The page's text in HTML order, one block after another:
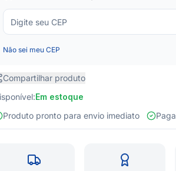
Não sei meu CEP
Compartilhar produto
Em estoque
Produto pronto para envio imediato